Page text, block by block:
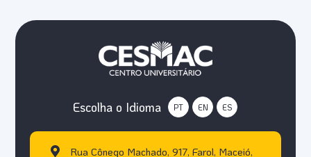
Escolha o Idioma PT EN ES
Rua Cônego Machado, 917, Farol, Maceió,